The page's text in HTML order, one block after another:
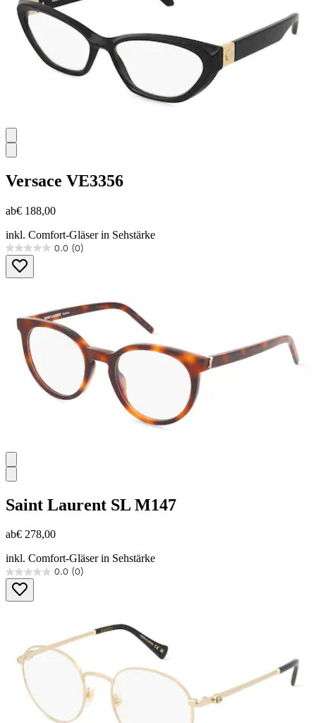
Versace VE3356
ab€ 188,00
inkl. Comfort-Gläser in Sehstärke
0.0 (0)
0.0
von
5
Saint Laurent SL M147
ab€ 278,00
inkl. Comfort-Gläser in Sehstärke
0.0 (0)
0.0
von
5